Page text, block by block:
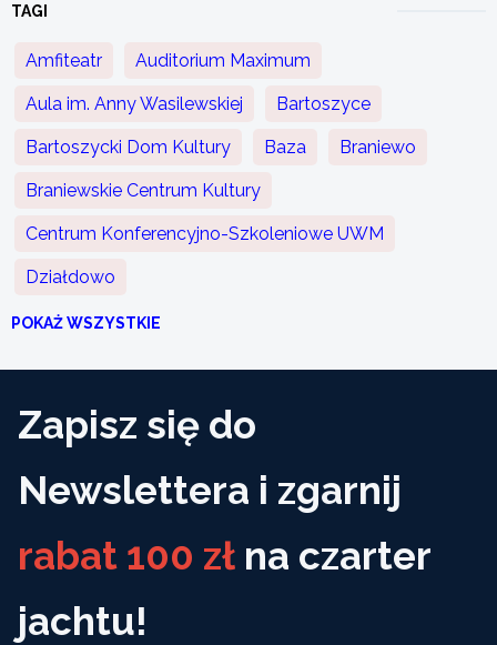
TAGI
Amfiteatr Auditorium Maximum
Aula im. Anny Wasilewskiej Bartoszyce
Bartoszycki Dom Kultury Baza Braniewo
Braniewskie Centrum Kultury
Centrum Konferencyjno-Szkoleniowe UWM
Działdowo
POKAŻ WSZYSTKIE
Zapisz się do
Newslettera i zgarnij
rabat 100 zł na czarter
jachtu!